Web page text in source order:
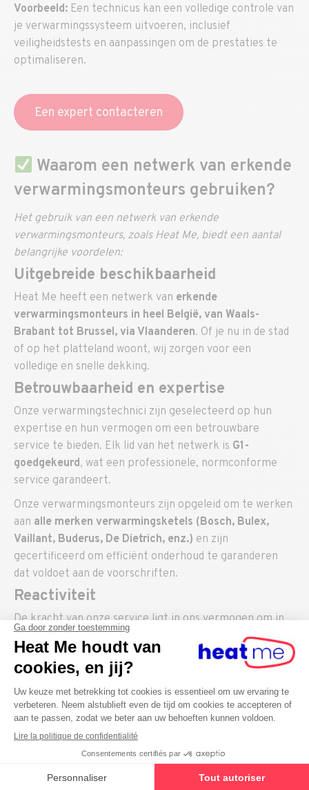
Voorbeeld: Een technicus kan een volledige controle van
je verwarmingssysteem uitvoeren, inclusief
veiligheidstests en aanpassingen om de prestaties te
optimaliseren.
Een expert contacteren
Waarom een netwerk van erkende
verwarmingsmonteurs gebruiken?
Het gebruik van een netwerk van erkende
verwarmingsmonteurs, zoals Heat Me, biedt een aantal
belangrijke voordelen:
Uitgebreide beschikbaarheid
Heat Me heeft een netwerk van erkende
verwarmingsmonteurs in heel België, van Waals-
Brabant tot Brussel, via Vlaanderen. Of je nu in de stad
of op het platteland woont, wij zorgen voor een
volledige en snelle dekking.
Betrouwbaarheid en expertise
Onze verwarmingstechnici zijn geselecteerd op hun
expertise en hun vermogen om een betrouwbare
service te bieden. Elk lid van het netwerk is G1-
goedgekeurd, wat een professionele, normconforme
service garandeert.
Onze verwarmingsmonteurs zijn opgeleid om te werken
aan alle merken verwarmingsketels (Bosch, Bulex,
Vaillant, Buderus, De Dietrich, enz.) en zijn
gecertificeerd om efficiënt onderhoud te garanderen
dat voldoet aan de voorschriften.
Reactiviteit
De kracht van onze service ligt in ons vermogen om in
minder dan 48 uur te reageren op uw verzoeken,
aangepast aan uw beschikbaarheid. Dit garandeert een
snelle en probleemloze service.